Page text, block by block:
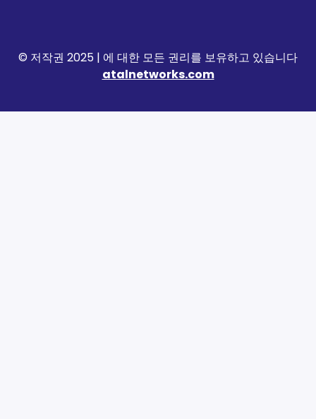
© 저작권 2025 | 에 대한 모든 권리를 보유하고 있습니다
atalnetworks.com